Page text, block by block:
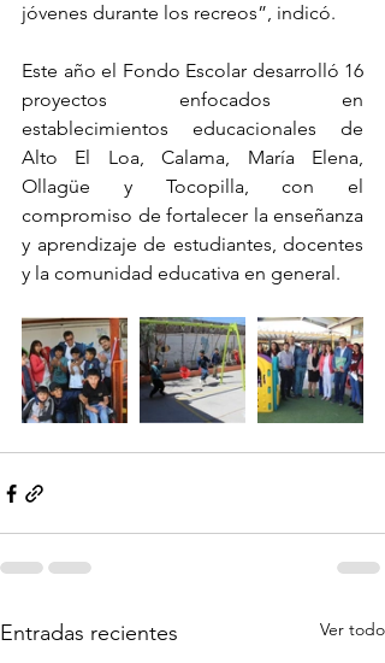
jóvenes durante los recreos”, indicó.
Este año el Fondo Escolar desarrolló 16
proyectos enfocados en
establecimientos educacionales de
Alto El Loa, Calama, María Elena,
Ollagüe y Tocopilla, con el
compromiso de fortalecer la enseñanza
y aprendizaje de estudiantes, docentes
y la comunidad educativa en general.
Entradas recientes Ver todo